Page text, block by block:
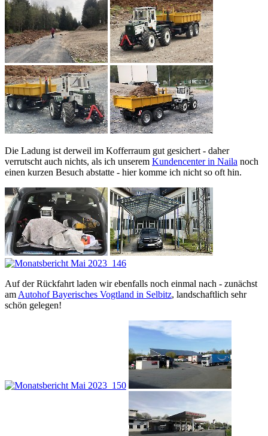
Die Ladung ist derweil im Kofferraum gut gesichert - daher
verrutscht auch nichts, als ich unserem Kundencenter in Naila noch
einen kurzen Besuch abstatte - hier komme ich nicht so oft hin.
Auf der Rückfahrt laden wir ebenfalls noch einmal nach - zunächst
am Autohof Bayerisches Vogtland in Selbitz, landschaftlich sehr
schön gelegen!